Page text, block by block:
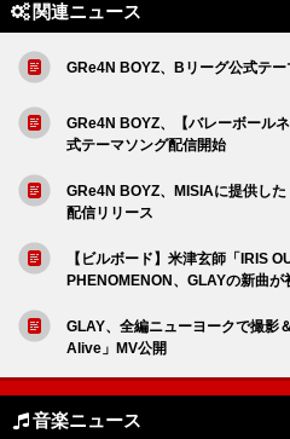
関連ニュース
GRe4N BOYZ、Bリーグ公式テ
GRe4N BOYZ、【バレーボール
式テーマソング配信開始
GRe4N BOYZ、MISIAに提供し
配信リリース
【ビルボード】米津玄師「IRIS
PHENOMENON、GLAYの新曲が
GLAY、全編ニューヨークで撮影
Alive」MV公開
音楽ニュース